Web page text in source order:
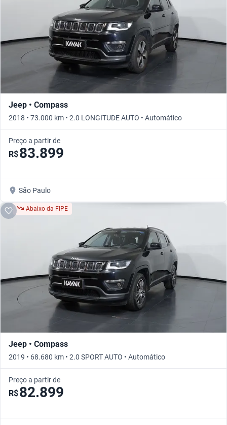
Jeep • Compass
2018 • 73.000 km • 2.0 LONGITUDE AUTO • Automático
Preço a partir de
R$83.899
São Paulo
Abaixo da FIPE
Jeep • Compass
2019 • 68.680 km • 2.0 SPORT AUTO • Automático
Preço a partir de
R$82.899